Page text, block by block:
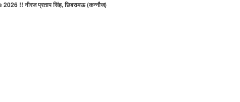
!! नीरज प्रताप सिंह, छिबरामऊ (कन्नौज)